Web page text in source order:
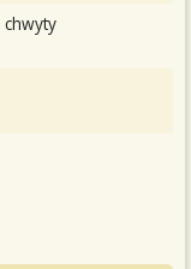
chwyty